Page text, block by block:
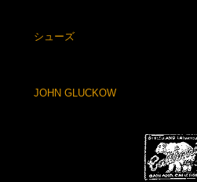
シューズ
JOHN GLUCKOW